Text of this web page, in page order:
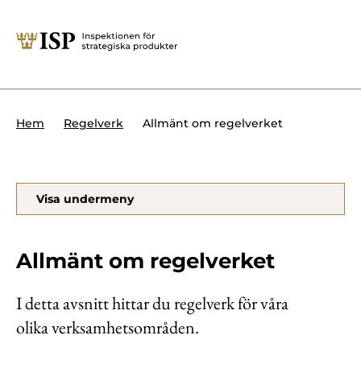
Söktips:
Regelverk
Krigsmateriel
Utländska direktinvesteringar
Kemvapen-konventionen
Hem Regelverk Allmänt om regelverket
Visa undermeny
Allmänt om regelverket
I detta avsnitt hittar du regelverk för våra
olika verksamhetsområden.